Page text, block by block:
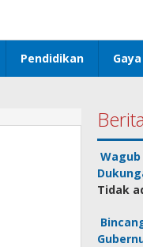
Pendidikan
Tidak